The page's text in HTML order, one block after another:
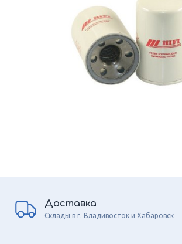
Доставка
Склады в г. Владивосток и Хабаровск